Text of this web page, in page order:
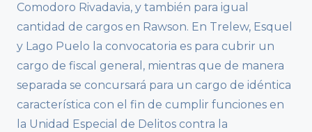
Comodoro Rivadavia, y también para igual
cantidad de cargos en Rawson. En Trelew, Esquel
y Lago Puelo la convocatoria es para cubrir un
cargo de fiscal general, mientras que de manera
separada se concursará para un cargo de idéntica
característica con el fin de cumplir funciones en
la Unidad Especial de Delitos contra la